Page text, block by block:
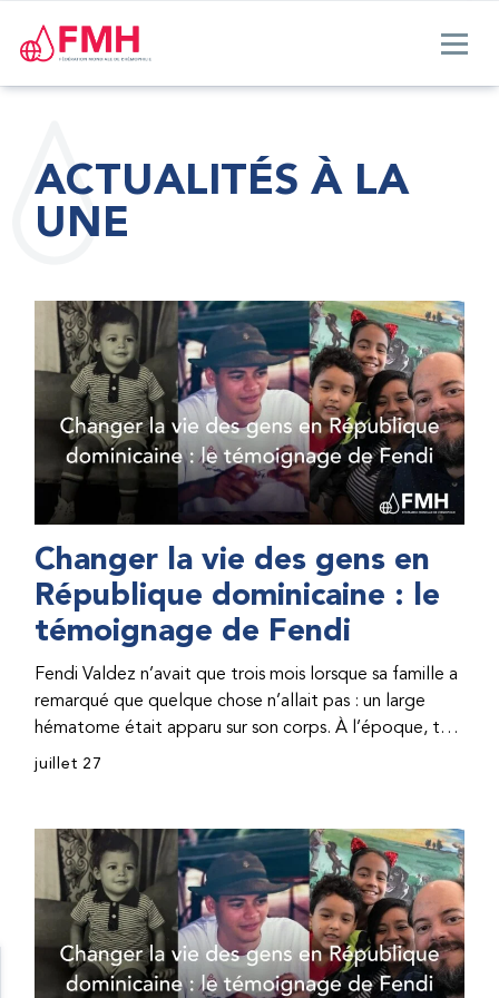
ACTUALITÉS À LA
UNE
Changer la vie des gens en
République dominicaine : le
témoignage de Fendi
Fendi Valdez n’avait que trois mois lorsque sa famille a
remarqué que quelque chose n’allait pas : un large
hématome était apparu sur son corps. À l’époque, très
peu de professionnel·les de santé de République
correct, le traitement était encore largement
indisponible. Les concentrés de facteur étaient chers
et difficiles à se procurer. Afin que son traitement dure
plus longtemps, Fendi prenait parfois une dose
inférieure à celle prescrite. À cause de ces soins limités,
il avait fréquemment des saignements, manquait
juillet 27